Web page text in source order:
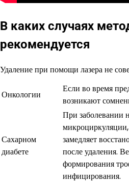
В каких случаях
рекомендуется
Удаление при помощи лазера не
Онкологии
Если во время
возникают
Сахарном
диабете
При заболевании
замедляет
после удаления.
формирования
инфицирования.